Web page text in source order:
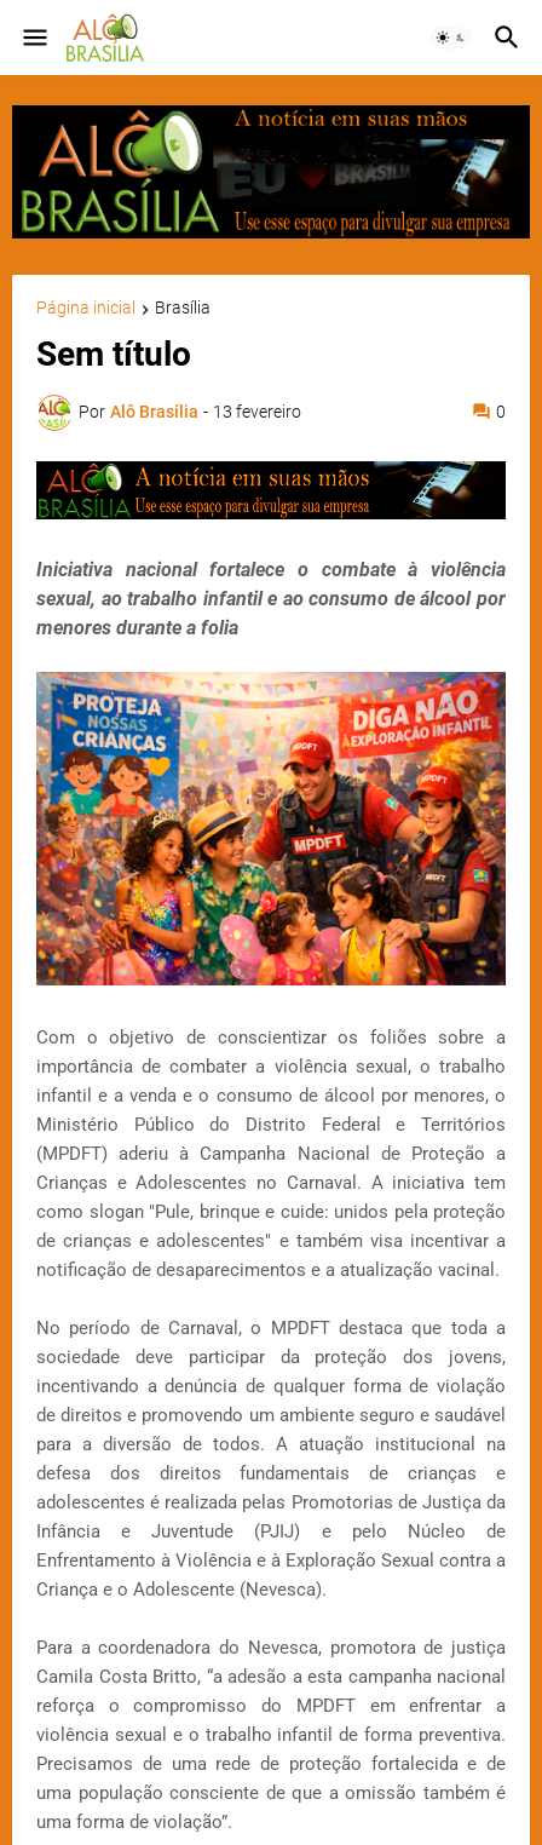
Página inicial Brasília
Sem título
Por Alô Brasília - 13 fevereiro 0
Iniciativa nacional fortalece o combate à violência
sexual, ao trabalho infantil e ao consumo de álcool por
menores durante a folia
Com o objetivo de conscientizar os foliões sobre a
importância de combater a violência sexual, o trabalho
infantil e a venda e o consumo de álcool por menores, o
Ministério Público do Distrito Federal e Territórios
(MPDFT) aderiu à Campanha Nacional de Proteção a
Crianças e Adolescentes no Carnaval. A iniciativa tem
como slogan "Pule, brinque e cuide: unidos pela proteção
de crianças e adolescentes" e também visa incentivar a
notificação de desaparecimentos e a atualização vacinal.
No período de Carnaval, o MPDFT destaca que toda a
sociedade deve participar da proteção dos jovens,
incentivando a denúncia de qualquer forma de violação
de direitos e promovendo um ambiente seguro e saudável
para a diversão de todos. A atuação institucional na
defesa dos direitos fundamentais de crianças e
adolescentes é realizada pelas Promotorias de Justiça da
Infância e Juventude (PJIJ) e pelo Núcleo de
Enfrentamento à Violência e à Exploração Sexual contra a
Criança e o Adolescente (Nevesca).
Para a coordenadora do Nevesca, promotora de justiça
Camila Costa Britto, “a adesão a esta campanha nacional
reforça o compromisso do MPDFT em enfrentar a
violência sexual e o trabalho infantil de forma preventiva.
Precisamos de uma rede de proteção fortalecida e de
uma população consciente de que a omissão também é
uma forma de violação”.